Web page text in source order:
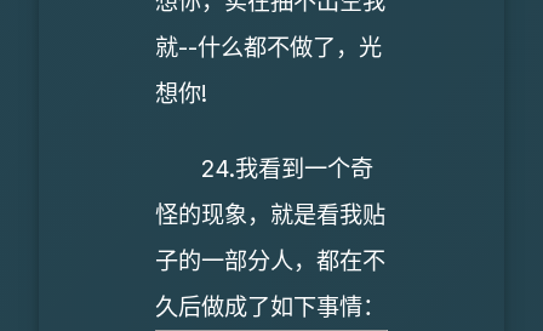
就--什么都不做了，光
想你!
24.我看到一个奇
怪的现象，就是看我贴
子的一部分人，都在不
久后做成了如下事情：